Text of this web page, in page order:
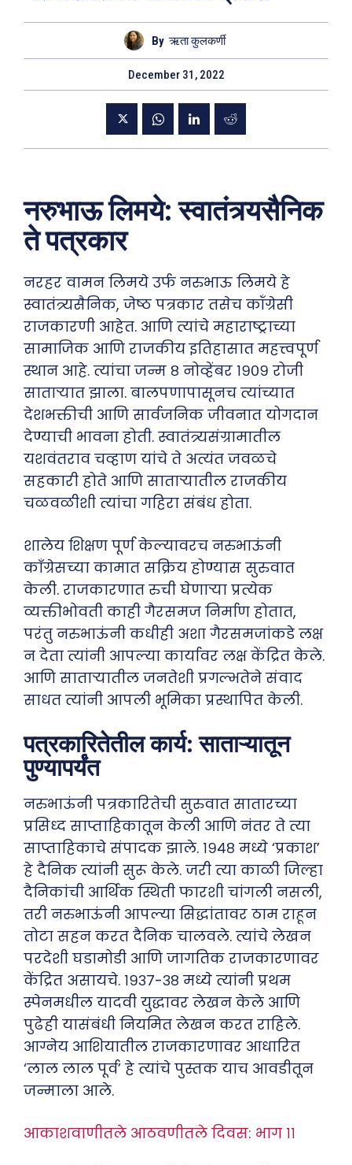
By ऋता कुलकर्णी
December 31, 2022
नरुभाऊ लिमये: स्वातंत्र्यसैनिक
ते पत्रकार
नरहर वामन लिमये उर्फ नरुभाऊ लिमये हे
स्वातंत्र्यसैनिक, जेष्ठ पत्रकार तसेच कॉंग्रेसी
राजकारणी आहेत. आणि त्यांचे महाराष्ट्राच्या
सामाजिक आणि राजकीय इतिहासात महत्त्वपूर्ण
स्थान आहे. त्यांचा जन्म ८ नोव्हेंबर १९०९ रोजी
साताऱ्यात झाला. बालपणापासूनच त्यांच्यात
देशभक्तीची आणि सार्वजनिक जीवनात योगदान
देण्याची भावना होती. स्वातंत्र्यसंग्रामातील
यशवंतराव चव्हाण यांचे ते अत्यंत जवळचे
सहकारी होते आणि साताऱ्यातील राजकीय
चळवळीशी त्यांचा गहिरा संबंध होता.
शालेय शिक्षण पूर्ण केल्यावरच नरुभाऊंनी
काँग्रेसच्या कामात सक्रिय होण्यास सुरुवात
केली. राजकारणात रुची घेणाऱ्या प्रत्येक
व्यक्तीभोवती काही गैरसमज निर्माण होतात,
परंतु नरुभाऊंनी कधीही अशा गैरसमजांकडे लक्ष
न देता त्यांनी आपल्या कार्यावर लक्ष केंद्रित केले.
आणि साताऱ्यातील जनतेशी प्रगल्भतेने संवाद
साधत त्यांनी आपली भूमिका प्रस्थापित केली.
पत्रकारितेतील कार्य: साताऱ्यातून
पुण्यापर्यंत
नरुभाऊंनी पत्रकारितेची सुरुवात सातारच्या
प्रसिध्द साप्ताहिकातून केली आणि नंतर ते त्या
साप्ताहिकाचे संपादक झाले. १९४८ मध्ये ‘प्रकाश’
हे दैनिक त्यांनी सुरू केले. जरी त्या काळी जिल्हा
दैनिकांची आर्थिक स्थिती फारशी चांगली नसली,
तरी नरुभाऊंनी आपल्या सिद्धांतावर ठाम राहून
तोटा सहन करत दैनिक चालवले. त्यांचे लेखन
परदेशी घडामोडी आणि जागतिक राजकारणावर
केंद्रित असायचे. १९३७-३८ मध्ये त्यांनी प्रथम
स्पेनमधील यादवी युद्धावर लेखन केले आणि
पुढेही यासंबंधी नियमित लेखन करत राहिले.
आग्नेय आशियातील राजकारणावर आधारित
‘लाल लाल पूर्व’ हे त्यांचे पुस्तक याच आवडीतून
जन्माला आले.
आकाशवाणीतले आठवणीतले दिवस: भाग ११